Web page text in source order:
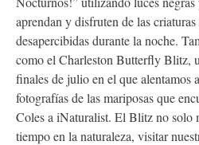
aprendan y disfruten de las
desapercibidas durante la noche.
como el Charleston Butterfly Blitz,
finales de julio en el que alentamos
fotografías de las mariposas que
Coles a iNaturalist. El Blitz no solo
tiempo en la naturaleza, visitar